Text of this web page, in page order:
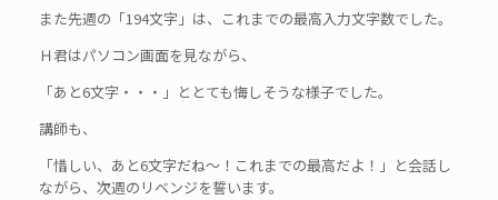
また先週の「194文字」は、これまでの最高入力文字数でした。
Ｈ君はパソコン画面を見ながら、
「あと6文字・・・」ととても悔しそうな様子でした。
講師も、
「惜しい、あと6文字だね～！これまでの最高だよ！」と会話し
ながら、次週のリベンジを誓います。